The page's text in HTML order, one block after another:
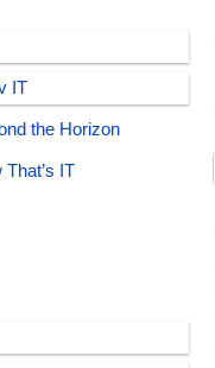
IT
the Horizon
IT